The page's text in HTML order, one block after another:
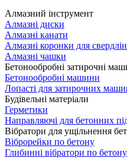
Алмазний інструмент
Алмазні диски
Алмазні канати
Алмазні коронки для
Алмазні чашки
Бетонообробні затирочні
Бетонообробні машини
Лопасті для затирочних
Будівельні матеріали
Герметики
Направляючі для бетонних
Вібратори для ущільнення
Віброрейки по бетону
Глибинні вібратори по бетону